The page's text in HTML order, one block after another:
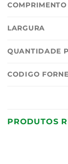
COMPRIMENTO
LARGURA
QUANTIDADE
CODIGO
PRODUTOS